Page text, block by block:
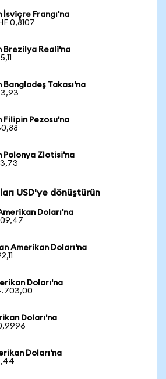
İsviçre Frangı'na
0,8107
Brezilya Reali'na
Bangladeş Takası'na
Filipin Pezosu'na
Polonya Zlotisi'na
3,73
USD'ye dönüştürün
Doları'na
Amerikan Doları'na
Doları'na
Doları'na
Doları'na